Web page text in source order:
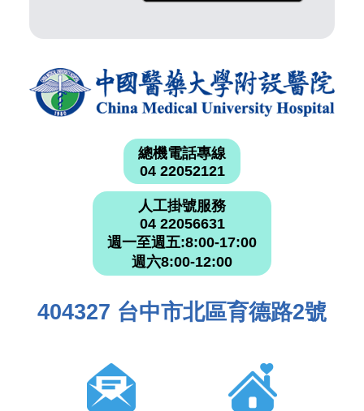
總機電話專線
04 22052121
人工掛號服務
04 22056631
週一至週五:8:00-17:00
週六8:00-12:00
404327 台中市北區育德路2號